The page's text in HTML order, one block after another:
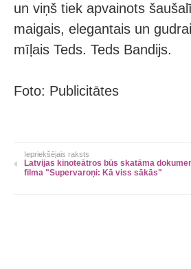
un viņš tiek apvainots
maigais, elegantais un
mīļais Teds. Teds Bandijs.
Foto: Publicitātes
Iepriekšējais raksts
Latvijas kinoteātros būs skatāma
filma "Supervaroņi: Kā viss sākās"